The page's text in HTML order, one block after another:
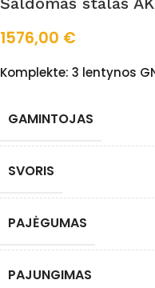
1576,00 €
Komplekte: 3 lentynos
GAMINTOJAS
SVORIS
PAJĖGUMAS
PAJUNGIMAS